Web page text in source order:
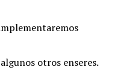
otros enseres.